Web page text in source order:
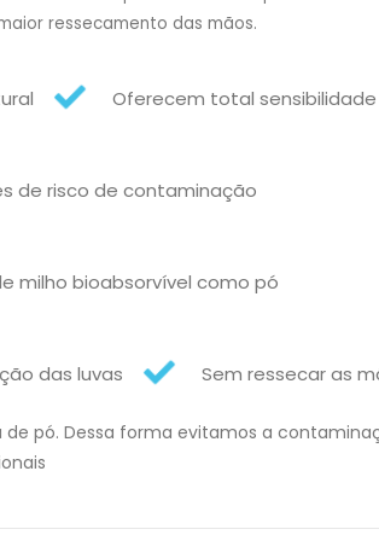
ressecamento das mãos.
Oferecem total
de risco de contaminação
milho bioabsorvível como pó
das luvas Sem ressecar as
pó. Dessa forma evitamos a